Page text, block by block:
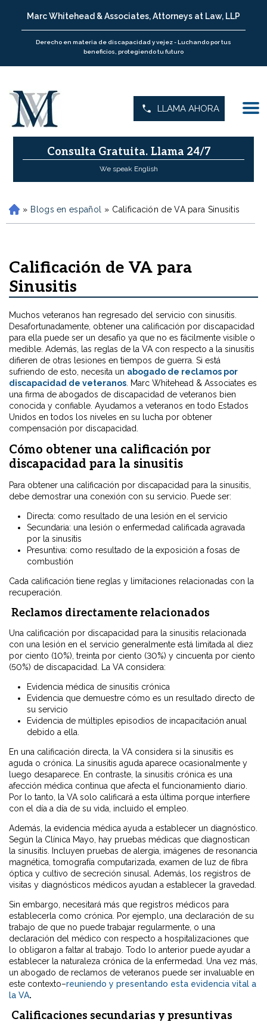
Marc Whitehead & Associates, Attorneys at Law, LLP
Derecho en materia de discapacidad y vejez - Luchando por tus
beneficios, protegiendo tu futuro
LLAMA AHORA
Consulta Gratuita. Llama 24/7
We speak English
H
o
» Blogs en español » Calificación de VA para Sinusitis
Calificación de VA para
Sinusitis
Muchos veteranos han regresado del servicio con sinusitis.
Desafortunadamente, obtener una calificación por discapacidad
para ella puede ser un desafío ya que no es fácilmente visible o
medible. Además, las reglas de la VA con respecto a la sinusitis
difieren de otras lesiones en tiempos de guerra. Si está
sufriendo de esto, necesita un abogado de reclamos por
discapacidad de veteranos . Marc Whitehead & Associates es
una firma de abogados de discapacidad de veteranos bien
conocida y confiable. Ayudamos a veteranos en todo Estados
Unidos en todos los niveles en su lucha por obtener
compensación por discapacidad.
Cómo obtener una calificación por
discapacidad para la sinusitis
Para obtener una calificación por discapacidad para la sinusitis,
debe demostrar una conexión con su servicio. Puede ser:
Directa: como resultado de una lesión en el servicio
Secundaria: una lesión o enfermedad calificada agravada
por la sinusitis
Presuntiva: como resultado de la exposición a fosas de
combustión
Cada calificación tiene reglas y limitaciones relacionadas con la
recuperación.
Reclamos directamente relacionados
Una calificación por discapacidad para la sinusitis relacionada
con una lesión en el servicio generalmente está limitada al diez
por ciento (10%), treinta por ciento (30%) y cincuenta por ciento
(50%) de discapacidad. La VA considera:
Evidencia médica de sinusitis crónica
Evidencia que demuestre cómo es un resultado directo de
su servicio
Evidencia de múltiples episodios de incapacitación anual
debido a ella.
En una calificación directa, la VA considera si la sinusitis es
aguda o crónica. La sinusitis aguda aparece ocasionalmente y
luego desaparece. En contraste, la sinusitis crónica es una
afección médica continua que afecta el funcionamiento diario.
Por lo tanto, la VA solo calificará a esta última porque interfiere
con el día a día de su vida, incluido el empleo.
Además, la evidencia médica ayuda a establecer un diagnóstico.
Según la Clínica Mayo, hay pruebas médicas que diagnostican
la sinusitis. Incluyen pruebas de alergia, imágenes de resonancia
magnética, tomografía computarizada, examen de luz de fibra
óptica y cultivo de secreción sinusal. Además, los registros de
visitas y diagnósticos médicos ayudan a establecer la gravedad.
Sin embargo, necesitará más que registros médicos para
establecerla como crónica. Por ejemplo, una declaración de su
trabajo de que no puede trabajar regularmente, o una
declaración del médico con respecto a hospitalizaciones que
lo obligaron a faltar al trabajo. Todo lo anterior puede ayudar a
establecer la naturaleza crónica de la enfermedad. Una vez más,
un abogado de reclamos de veteranos puede ser invaluable en
este contexto–reuniendo y presentando esta evidencia vital a
la VA.
Calificaciones secundarias y presuntivas